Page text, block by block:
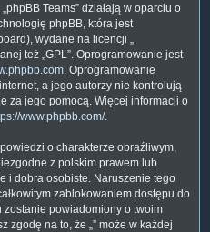
Teams” działają w oparciu o
phpBB, która jest
wydane na licencji „
też „GPL”. Oprogramowanie jest
. Oprogramowanie
a jego autorzy nie kontrolują
za jego pomocą. Więcej informacji o
www.phpbb.com/.
o charakterze obraźliwym,
z polskim prawem lub
i dobra osobiste. Naruszenie tego
zablokowaniem dostępu do
zostanie powiadomiony o twoim
zgodę na to, że „” może w każdej